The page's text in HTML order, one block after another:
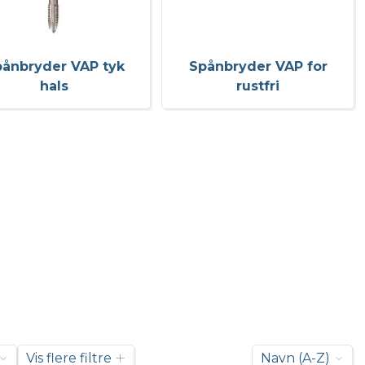
VAP tyk
hals
Spånbryder VAP for
rustfri
Vis flere filtre Navn (A-Z)